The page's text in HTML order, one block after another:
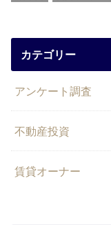
カテゴリー
アンケート調査
不動産投資
賃貸オーナー